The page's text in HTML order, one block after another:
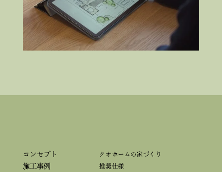
コンセプト
施工事例
クオホームの家づくり
推奨仕様